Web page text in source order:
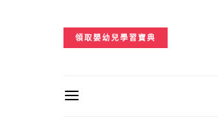
領取嬰幼兒學習寶典